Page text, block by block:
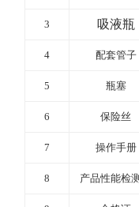
3 吸液瓶
4 配套管子
5 瓶塞
6 保险丝
7 操作手册
8 产品性能检